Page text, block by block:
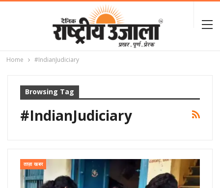
Home #IndianJudiciary
Browsing Tag
#IndianJudiciary
ताज़ा खबर